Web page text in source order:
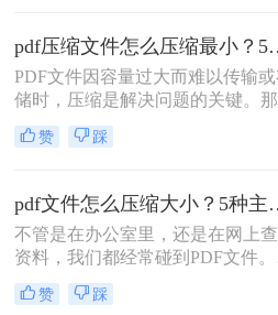
大，给存储和传输带来了不便。那
怎么压缩pdf大小呢？为了解决这
题，本文将介绍三种压缩PDF大
方法。
pdf压缩文件
PDF文件因容量过大而难以传输
储时，压缩是解决问题的关键。
pdf压缩文件怎么压缩最小呢？本
介绍几种高效压缩PDF的方法，帮
赞 踩
pdf文件怎么
不管是在办公室里，还是在网上
资料，我们都经常碰到PDF文件。
工作中，发送邮件需要PDF文件格
式，但太大的PDF文件也是一个棘
赞 踩